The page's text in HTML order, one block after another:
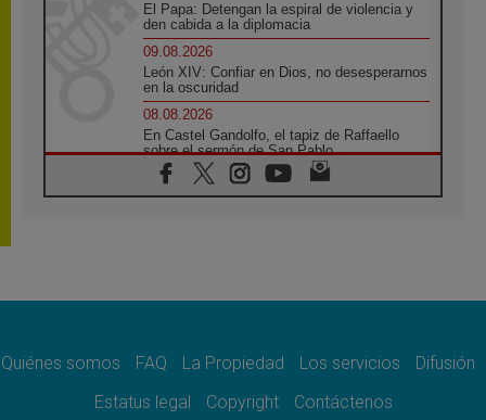
El Papa: Detengan la espiral de violencia y
den cabida a la diplomacia
09.08.2026
León XIV: Confiar en Dios, no desesperarnos
en la oscuridad
08.08.2026
En Castel Gandolfo, el tapiz de Raffaello
sobre el sermón de San Pablo
08.08.2026
En Colombia, «la paz no se compra con una
08.08.2026
08.08.2026
del Buen Consejo de Genazzano
Quiénes somos FAQ La Propiedad Los servicios
Difusión
Estatus legal
Copyright Contáctenos